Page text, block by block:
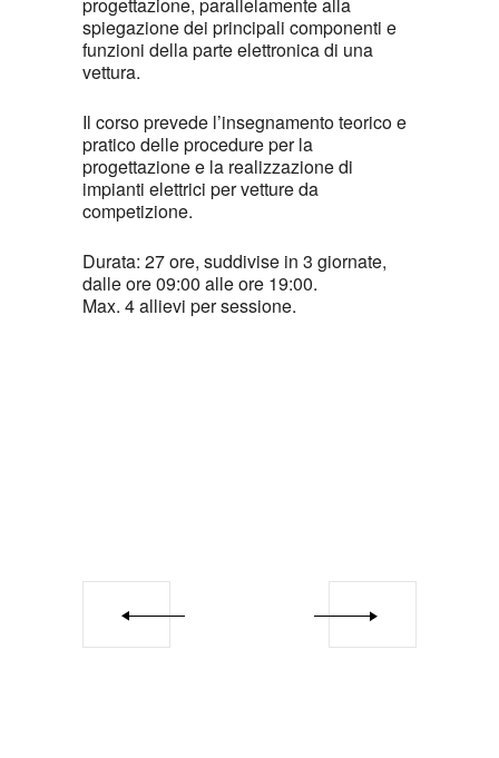
progettazione, parallelamente alla
spiegazione dei principali componenti e
funzioni della parte elettronica di una
vettura.
Il corso prevede l’insegnamento teorico e
pratico delle procedure per la
progettazione e la realizzazione di
impianti elettrici per vetture da
competizione.
Durata: 27 ore, suddivise in 3 giornate,
dalle ore 09:00 alle ore 19:00.
Max. 4 allievi per sessione.